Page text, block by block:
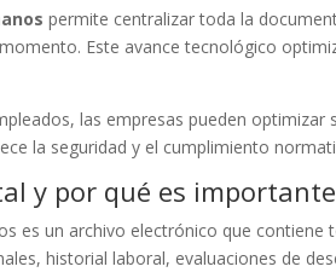
permite centralizar toda la
Este avance tecnológico
las empresas pueden optimizar
la seguridad y el cumplimiento
y por qué es
es un archivo electrónico que contiene
historial laboral, evaluaciones de